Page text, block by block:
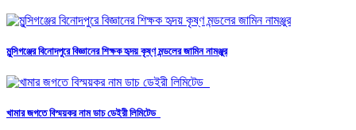
মুন্সিগঞ্জের বিনোদপুরে বিজ্ঞানের শিক্ষক হৃদয় কৃষ্ণ মন্ডলের জামিন নামঞ্জুর
খামার জগতে বিস্ময়কর নাম ডাচ ডেইরী লিমিটেড